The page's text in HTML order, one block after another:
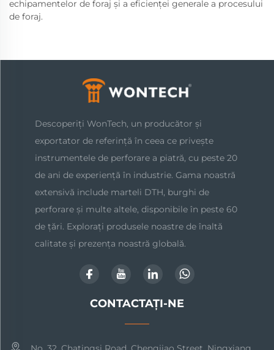
echipamentelor de foraj și a eficienței generale a procesului
de foraj.
Descoperiți WonTech, un producător și
exportator de referință în ceea ce privește
instrumentele de perforare a piatră, cu peste 20
de ani de experiență în industrie. Gama noastră
extensivă include marteli DTH, burghi de
perforare și multe altele, disponibile în peste 60
de țări. Explorați produsele noastre de înaltă
calitate și prezența noastră globală.
CONTACTAȚI-NE